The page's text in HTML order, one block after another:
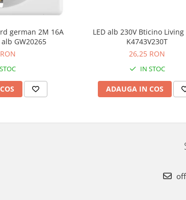
german 2M 16A
GW20265
LED alb 230V Bticino
K4743V230T
26,25 RON
IN STOC
ADAUGA IN COS